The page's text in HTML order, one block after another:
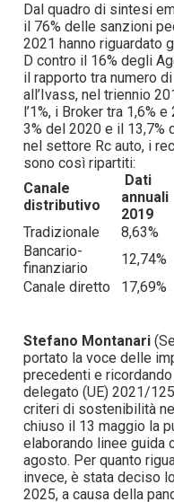
Dal quadro di sintesi
il 76% delle sanzioni
2021 hanno riguardato
D contro il 16% degli
il rapporto tra numero
all’Ivass, nel triennio
l’1%, i Broker tra 1,6%
3% del 2020 e il 13,7%
nel settore Rc auto, i
sono così ripartiti:
Canale
distributivo
Dati
annuali
2019
Tradizionale
8,63%
Bancario-
finanziario
12,74%
Canale diretto
17,69%
Stefano Montanari
portato la voce delle
precedenti e
delegato (UE) 2021/
criteri di sostenibilità
chiuso il 13 maggio la
elaborando linee guida
agosto. Per quanto
invece, è stata deciso
2025, a causa della